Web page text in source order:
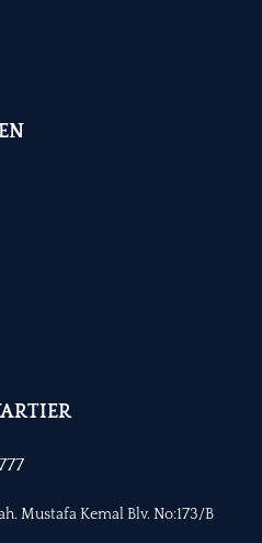
Mustafa Kemal Blv. No:173/B